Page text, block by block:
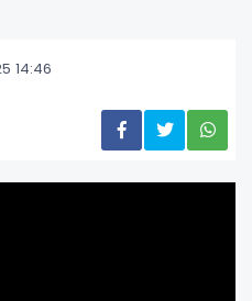
14:46